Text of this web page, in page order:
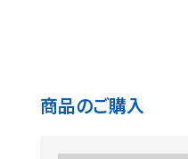
商品のご購入